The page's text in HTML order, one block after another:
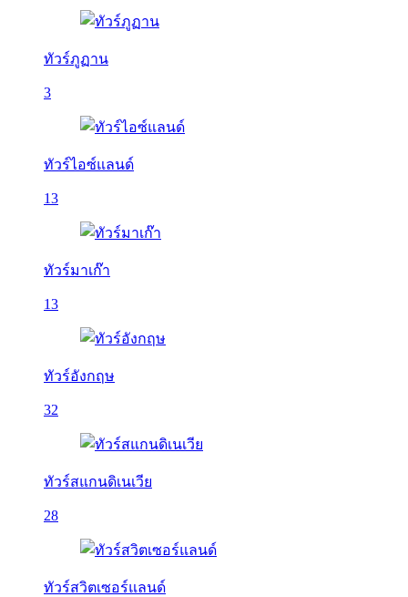
ทัวร์ภูฏาน
3
ทัวร์ไอซ์แลนด์
13
ทัวร์มาเก๊า
13
ทัวร์อังกฤษ
32
ทัวร์สแกนดิเนเวีย
28
ทัวร์สวิตเซอร์แลนด์